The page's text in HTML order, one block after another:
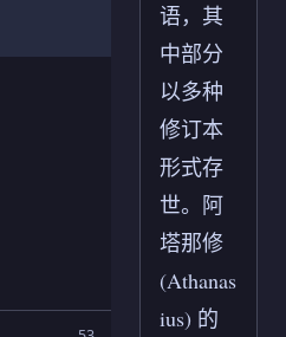
语，其
中部分
以多种
修订本
形式存
世。阿
塔那修
(Athanas
ius) 的